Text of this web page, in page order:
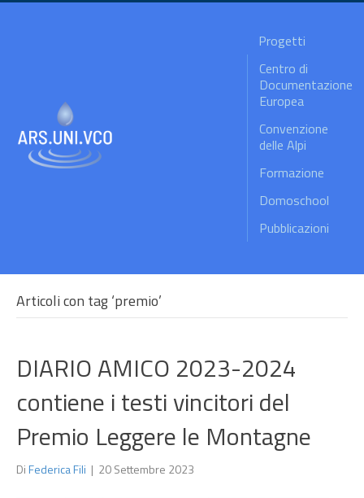
Progetti
Centro di
Documentazione
Europea
Convenzione
delle Alpi
Formazione
Domoschool
Pubblicazioni
Articoli con tag ‘premio’
DIARIO AMICO 2023-2024
contiene i testi vincitori del
Premio Leggere le Montagne
DiFederica Fili | 20 Settembre 2023